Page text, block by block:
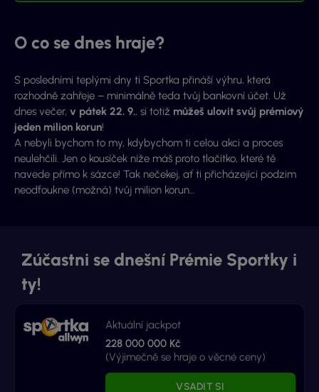
O co se dnes hraje?
S posledními teplými dny ti Sportka přináší výhru, která
rozhodně zahřeje – minimálně teda tvůj bankovní účet. Už
dnes večer, v pátek 22. 9., si totiž můžeš ulovit svůj prémiový
jeden milion korun!
A nebyli bychom to my, kdybychom ti celou akci a proces
neulehčili. Jen o kousíček níže máš proto tlačítko, které tě
navede přímo k sázce! Tak nečekej, ať ti přicházející podzim
neodfoukne (možná) tvůj milion korun…
Zúčastni se dnešní Prémie Sportky i
ty!
Aktuální jackpot
228 000 000 Kč
(Výjimečně se hraje o věcné ceny)
VSADIT SI